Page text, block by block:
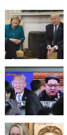
minute,
56
seconds